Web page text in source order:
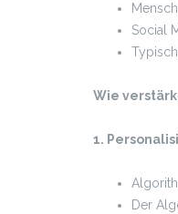
Social
Wie
1.
Der